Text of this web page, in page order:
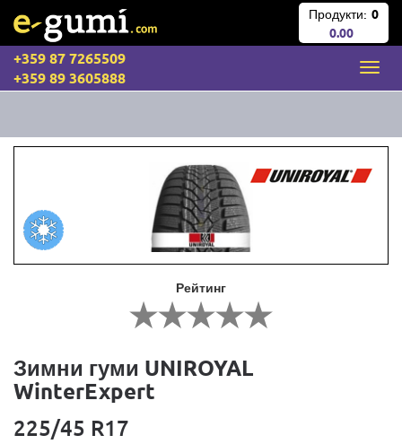
Продукти: 0
0.00
+359 87 7265509
+359 89 3605888
Рейтинг
Зимни гуми UNIROYAL
WinterExpert
225/45 R17